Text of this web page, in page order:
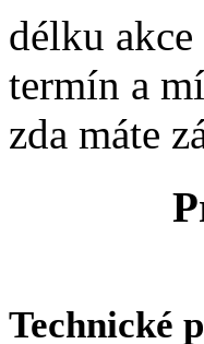
délku
termín a
zda máte
Technické